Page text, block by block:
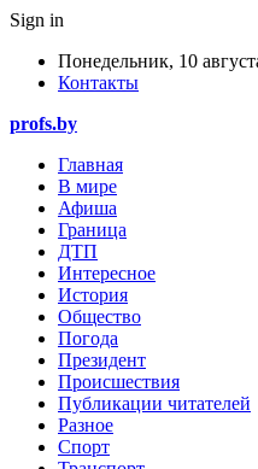
Sign in
Понедельник, 10
Контакты
profs.by
Главная
В мире
Афиша
Граница
ДТП
Интересное
История
Общество
Погода
Президент
Происшествия
Публикации читателей
Разное
Спорт